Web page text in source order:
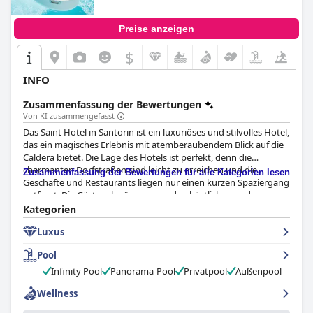
Preise anzeigen
$
INFO
Zusammenfassung der Bewertungen
Von KI zusammengefasst
Das Saint Hotel in Santorin ist ein luxuriöses und stilvolles Hotel,
das ein magisches Erlebnis mit atemberaubendem Blick auf die
Caldera bietet. Die Lage des Hotels ist perfekt, denn die
charmanten Dorfstraßen sind leicht zu erreichen und die
Geschäfte und Restaurants liegen nur einen kurzen Spaziergang
entfernt. Die Gäste schwärmen von den köstlichen und
abwechslungsreichen Frühstücksoptionen, dem persönlichen
Service und der atemberaubenden Aussicht. Das Abendessen im
hoteleigenen Restaurant Trinity wird für die hervorragenden
Gerichte und den erstklassigen Service hoch gelobt, obwohl
einige Gäste von den Portionsgrößen und der Auswahl
enttäuscht waren. Die Zimmer sind geräumig und komfortabel
Pool. Das Personal ist außergewöhnlich und wird von den
Gästen als das beste Team von Hotelangestellten beschrieben,
Zusammenfassung der Bewertungen für alle Kategorien lesen
Kategorien
Luxus
Pool
Infinity Pool
Panorama-Pool Privatpool
Außenpool
Wellness